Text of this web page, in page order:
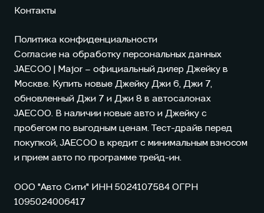
Контакты
Политика конфиденциальности
Согласие на обработку персональных данных
JAECOO | Major – официальный дилер Джейку в
Москве. Купить новые Джейку Джи 6, Джи 7,
обновленный Джи 7 и Джи 8 в автосалонах
JAECOO. В наличии новые авто и Джейку с
пробегом по выгодным ценам. Тест-драйв перед
покупкой,JAECOO в кредит с минимальным взносом
и прием авто по программе трейд-ин.
ООО "Авто Сити" ИНН 5024107584 ОГРН
1095024006417